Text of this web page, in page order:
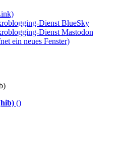
Dienst BlueSky
Dienst Mastodon
ein neues Fenster)
()